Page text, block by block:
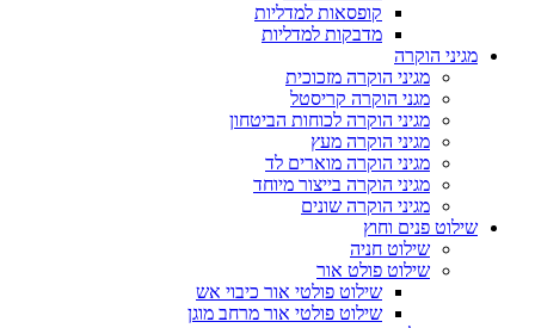
קופסאות למדליות
מדבקות למדליות
מגיני הוקרה
מגיני הוקרה מזכוכית
מגני הוקרה קריסטל
מגיני הוקרה לכוחות הביטחון
מגיני הוקרה מעץ
מגיני הוקרה מוארים לד
מגיני הוקרה בייצור מיוחד
מגיני הוקרה שונים
שילוט פנים וחוץ
שילוט חניה
שילוט פולט אור
שילוט פולטי אור כיבוי אש
שילוט פולטי אור מרחב מוגן